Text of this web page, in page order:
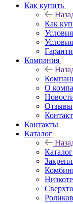
Как купить
Как
Компания
О
Отзывы
Контакты
Каталог
Каталог